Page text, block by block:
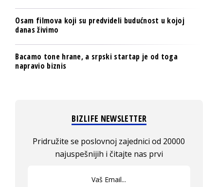
Osam filmova koji su predvideli budućnost u kojoj
danas živimo
Bacamo tone hrane, a srpski startap je od toga
napravio biznis
BIZLIFE NEWSLETTER
Pridružite se poslovnoj zajednici od 20000
najuspešnijih i čitajte nas prvi